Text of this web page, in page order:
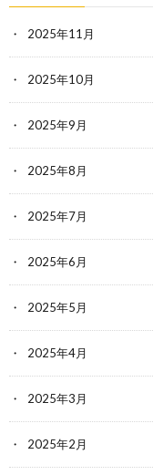
2025年11月
2025年10月
2025年9月
2025年8月
2025年7月
2025年6月
2025年5月
2025年4月
2025年3月
2025年2月